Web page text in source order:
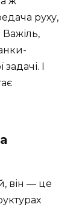
руху,
Важіль,
І
він — це